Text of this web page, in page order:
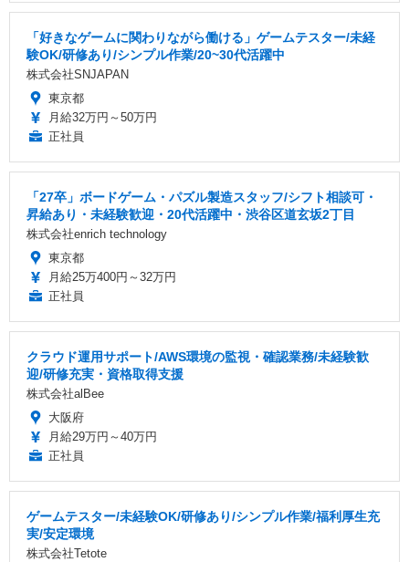
「好きなゲームに関わりながら働ける」ゲームテスター/未経
験OK/研修あり/シンプル作業/20~30代活躍中
株式会社SNJAPAN
東京都
月給32万円～50万円
正社員
「27卒」ボードゲーム・パズル製造スタッフ/シフト相談可・
昇給あり・未経験歓迎・20代活躍中・渋谷区道玄坂2丁目
株式会社enrich technology
東京都
月給25万400円～32万円
正社員
クラウド運用サポート/AWS環境の監視・確認業務/未経験歓
迎/研修充実・資格取得支援
株式会社alBee
大阪府
月給29万円～40万円
正社員
ゲームテスター/未経験OK/研修あり/シンプル作業/福利厚生充
実/安定環境
株式会社Tetote